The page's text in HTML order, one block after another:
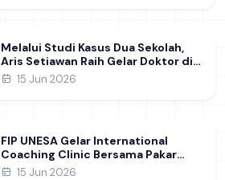
Melalui Studi Kasus Dua Sekolah,
Aris Setiawan Raih Gelar Doktor di
FIP UNESA Usai Kupas Manajemen
15 Jun 2026
FIP UNESA Gelar International
Coaching Clinic Bersama Pakar
Khon Kaen University Thailand,
15 Jun 2026